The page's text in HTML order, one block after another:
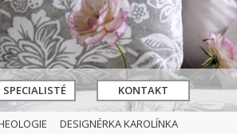
SPECIALISTÉ KONTAKT
DESIGNÉRKA KAROLÍNKA